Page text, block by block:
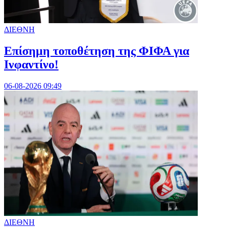
ΔΙΕΘΝΗ
Επίσημη τοποθέτηση της ΦΙΦΑ για
Ινφαντίνο!
06-08-2026 09:49
ΔΙΕΘΝΗ